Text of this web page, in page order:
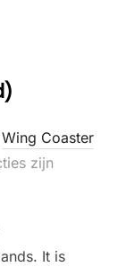
Wing Coaster
zijn
It is